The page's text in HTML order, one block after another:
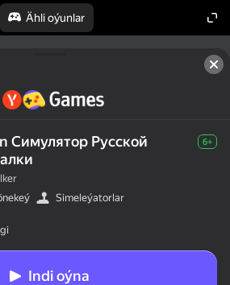
Ähli oýunlar
Симулятор Русской
6+
Simeleýatorlar
Indi oýna